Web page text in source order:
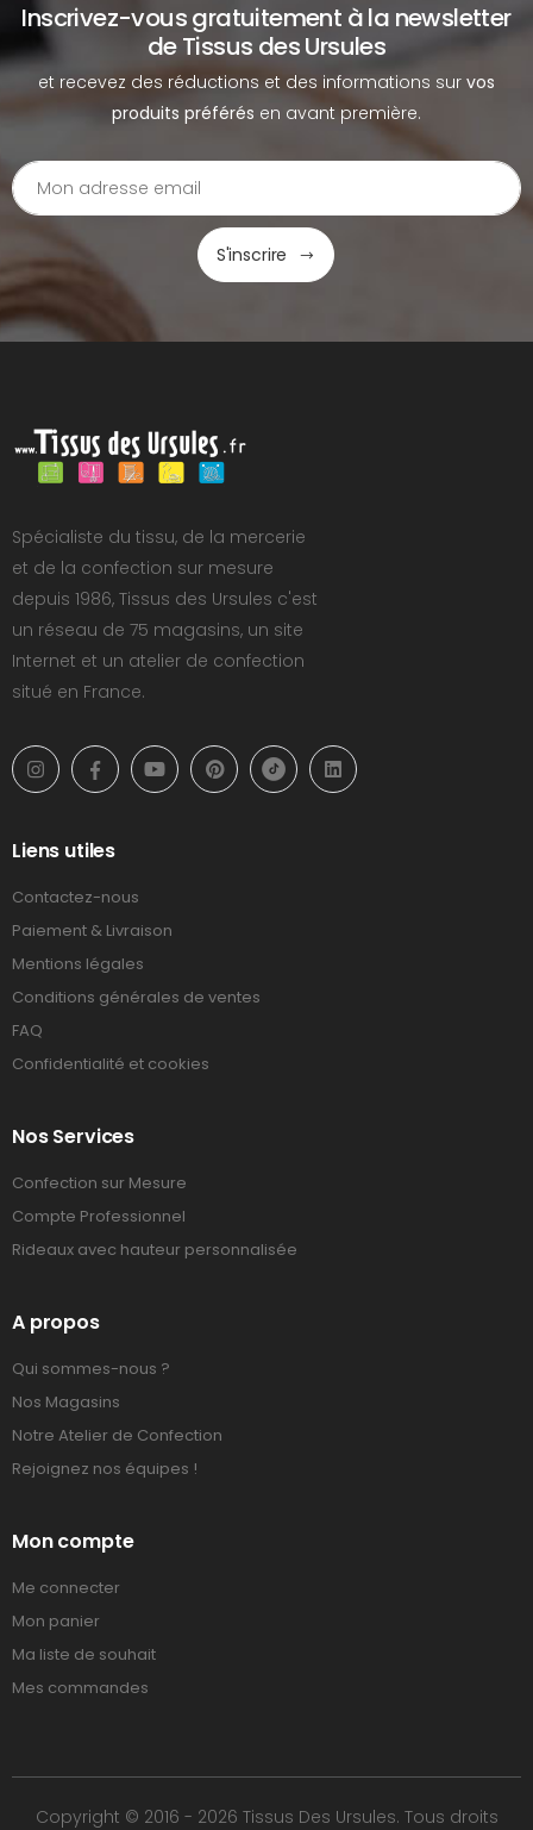
Inscrivez-vous gratuitement à la newsletter
de Tissus des Ursules
et recevez des réductions et des informations sur vos
produits préférés en avant première.
S'inscrire
Spécialiste du tissu, de la mercerie
et de la confection sur mesure
depuis 1986, Tissus des Ursules c'est
un réseau de 75 magasins, un site
Internet et un atelier de confection
situé en France.
Liens utiles
Contactez-nous
Paiement & Livraison
Mentions légales
Conditions générales de ventes
FAQ
Confidentialité et cookies
Nos Services
Confection sur Mesure
Compte Professionnel
Rideaux avec hauteur personnalisée
A propos
Qui sommes-nous ?
Nos Magasins
Notre Atelier de Confection
Rejoignez nos équipes !
Mon compte
Me connecter
Mon panier
Ma liste de souhait
Mes commandes
Copyright © 2016 - 2026 Tissus Des Ursules. Tous droits